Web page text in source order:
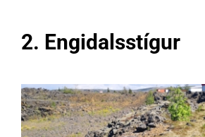
2. Engidalsstígur
View
Larger
Image